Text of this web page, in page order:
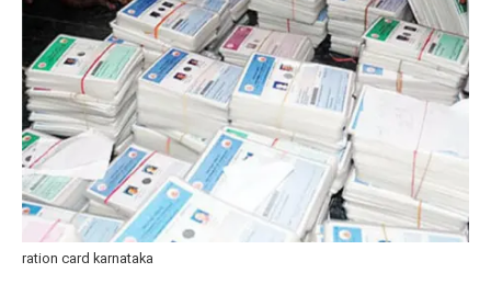
ration card karnataka